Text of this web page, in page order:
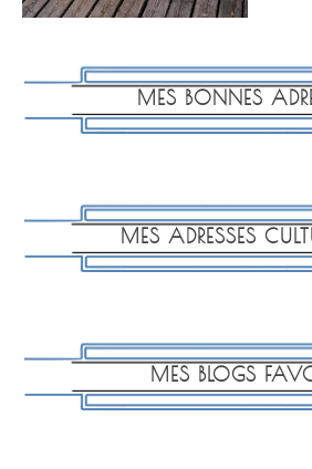
MES BONNES
MES ADRESSES
MES BLOGS